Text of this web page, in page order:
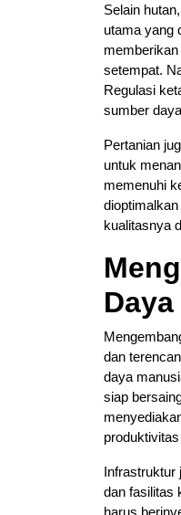
Selain
utama yang
setempat.
Regulasi
sumber
Pertanian
untuk
memenuhi
kualitasnya
dan
daya
siap
Infrastruktur
dan fasilitas
harus